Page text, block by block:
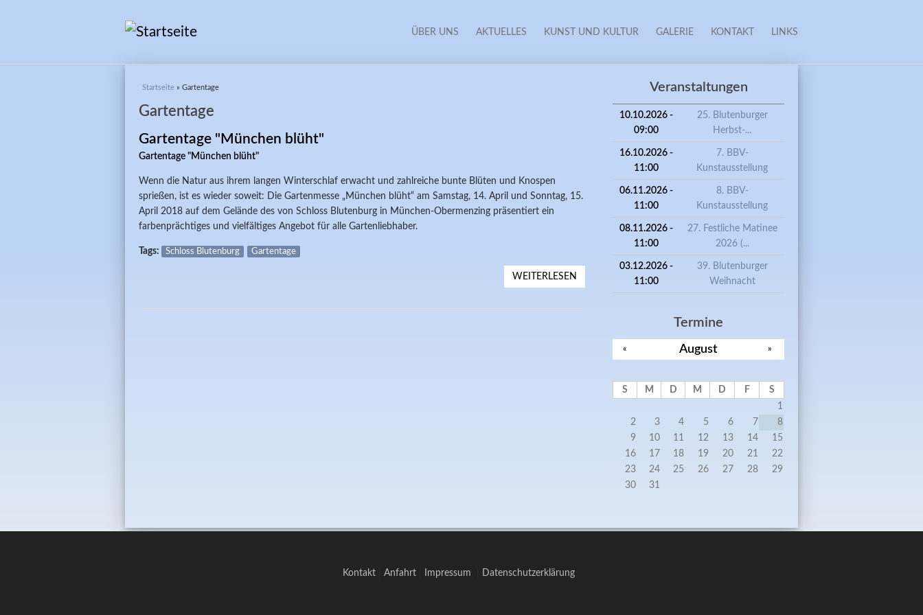
ÜBER UNS AKTUELLES KUNST UND KULTUR GALERIE KONTAKT LINKS
Sie sind hier
Startseite » Gartentage
Gartentage
Gartentage "München blüht"
Gartentage "München blüht"
Wenn die Natur aus ihrem langen Winterschlaf erwacht und zahlreiche bunte Blüten und Knospen
sprießen, ist es wieder soweit: Die Gartenmesse „München blüht“ am Samstag, 14. April und Sonntag, 15.
April 2018 auf dem Gelände des von Schloss Blutenburg in München-Obermenzing präsentiert ein
farbenprächtiges und vielfältiges Angebot für alle Gartenliebhaber.
Tags: Schloss Blutenburg Gartentage
WEITERLESEN ÜBER GARTENTAGE "MÜNCHEN BLÜHT"
Veranstaltungen
10.10.2026 -
09:00
25. Blutenburger
Herbst-...
16.10.2026 -
11:00
7. BBV-
Kunstausstellung
06.11.2026 -
11:00
8. BBV-
Kunstausstellung
08.11.2026 -
11:00
27. Festliche Matinee
2026 (...
03.12.2026 -
11:00
39. Blutenburger
Weihnacht
Termine
August
« »
S M D M D F
S
1
2
3 4 5 6 7
8
9
10 11 12 13 14
15
16
17 18 19 20 21
22
23
24 25 26 27 28
29
30
31
Kontakt Anfahrt Impressum Datenschutzerklärung